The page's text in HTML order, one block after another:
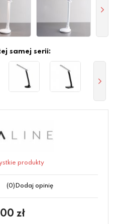
samej serii:
produkty
(0) Dodaj opinię
zł